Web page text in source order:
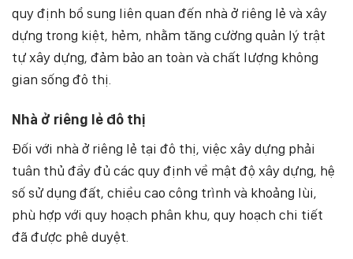
quy định bổ sung liên quan đến nhà ở riêng lẻ và xây
dựng trong kiệt, hẻm, nhằm tăng cường quản lý trật
tự xây dựng, đảm bảo an toàn và chất lượng không
gian sống đô thị.
Nhà ở riêng lẻ đô thị
Đối với nhà ở riêng lẻ tại đô thị, việc xây dựng phải
tuân thủ đầy đủ các quy định về mật độ xây dựng, hệ
số sử dụng đất, chiều cao công trình và khoảng lùi,
phù hợp với quy hoạch phân khu, quy hoạch chi tiết
đã được phê duyệt.